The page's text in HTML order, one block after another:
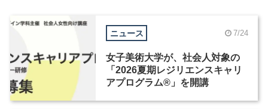
ニュース 7/24
女子美術大学が、社会人対象の
「2026夏期レジリエンスキャリ
アプログラム®」を開講